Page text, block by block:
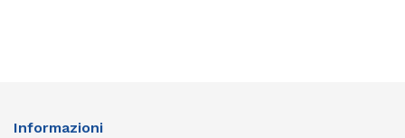
Informazioni